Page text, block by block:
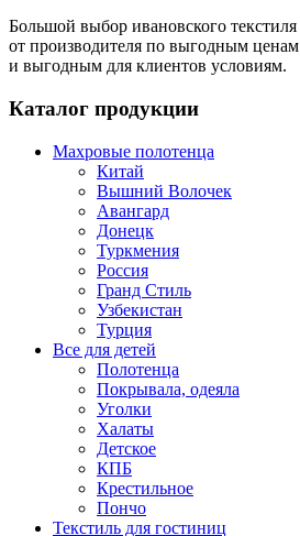
Большой выбор ивановского текстиля
от производителя по выгодным ценам
и выгодным для клиентов условиям.
Каталог продукции
Махровые полотенца
Китай
Вышний Волочек
Авангард
Донецк
Туркмения
Россия
Гранд Стиль
Узбекистан
Турция
Все для детей
Полотенца
Покрывала, одеяла
Уголки
Халаты
Детское
КПБ
Крестильное
Пончо
Текстиль для гостиниц